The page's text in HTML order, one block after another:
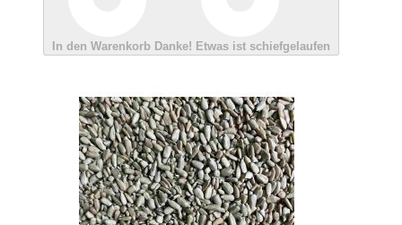
In den Warenkorb Danke! Etwas ist schiefgelaufen